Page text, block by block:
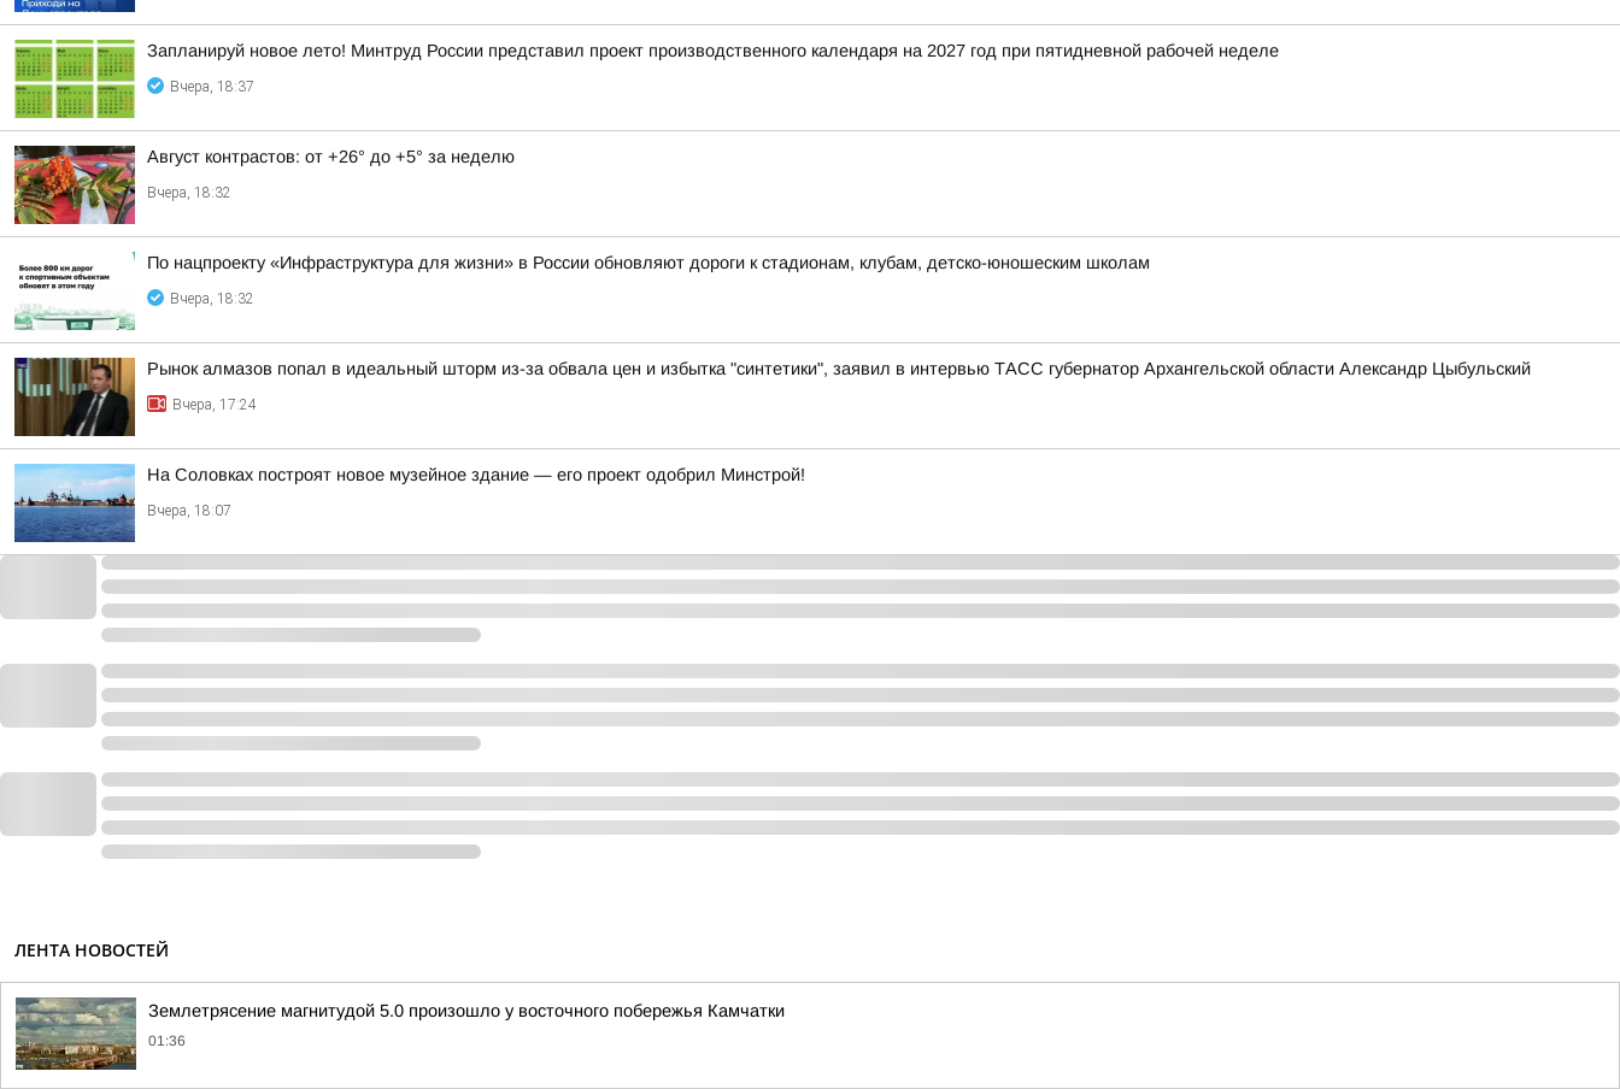
Запланируй новое лето! Минтруд России представил проект производственного календаря на 2027 год при пятидневной рабочей неделе
Вчера, 18:37
Август контрастов: от +26° до +5° за неделю
Вчера, 18:32
По нацпроекту «Инфраструктура для жизни» в России обновляют дороги к стадионам, клубам, детско-юношеским школам
Вчера, 18:32
Рынок алмазов попал в идеальный шторм из-за обвала цен и избытка "синтетики", заявил в интервью ТАСС губернатор Архангельской области Александр Цыбульский
Вчера, 17:24
На Соловках построят новое музейное здание — его проект одобрил Минстрой!
Вчера, 18:07
ЛЕНТА НОВОСТЕЙ
Землетрясение магнитудой 5.0 произошло у восточного побережья Камчатки
01:36